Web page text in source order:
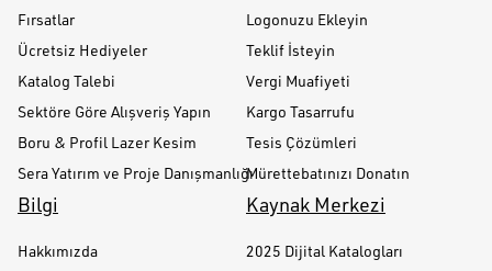
Fırsatlar
Ücretsiz Hediyeler
Katalog Talebi
Sektöre Göre Alışveriş Yapın
Boru & Profil Lazer Kesim
Sera Yatırım ve Proje Danışmanlığı
Logonuzu Ekleyin
Teklif İsteyin
Vergi Muafiyeti
Kargo Tasarrufu
Tesis Çözümleri
Mürettebatınızı Donatın
Bilgi
Hakkımızda
Kaynak Merkezi
2025 Dijital Katalogları